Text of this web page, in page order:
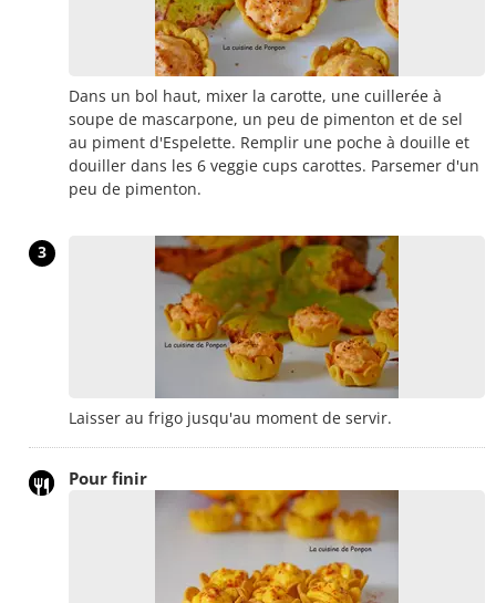
Dans un bol haut, mixer la carotte, une cuillerée à
soupe de mascarpone, un peu de pimenton et de sel
au piment d'Espelette. Remplir une poche à douille et
douiller dans les 6 veggie cups carottes. Parsemer d'un
peu de pimenton.
3
Laisser au frigo jusqu'au moment de servir.
Pour finir